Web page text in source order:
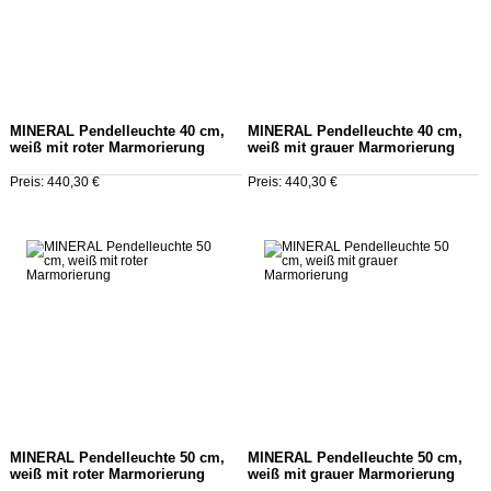
MINERAL Pendelleuchte 40 cm,
weiß mit roter Marmorierung
Preis: 440,30 €
MINERAL Pendelleuchte 40 cm,
weiß mit grauer Marmorierung
Preis: 440,30 €
MINERAL Pendelleuchte 50 cm,
weiß mit roter Marmorierung
MINERAL Pendelleuchte 50 cm,
weiß mit grauer Marmorierung